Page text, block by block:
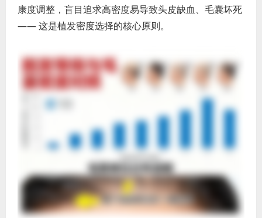
康度调整，盲目追求高密度易导致头皮缺血、毛囊坏死
—— 这是植发密度选择的核心原则。